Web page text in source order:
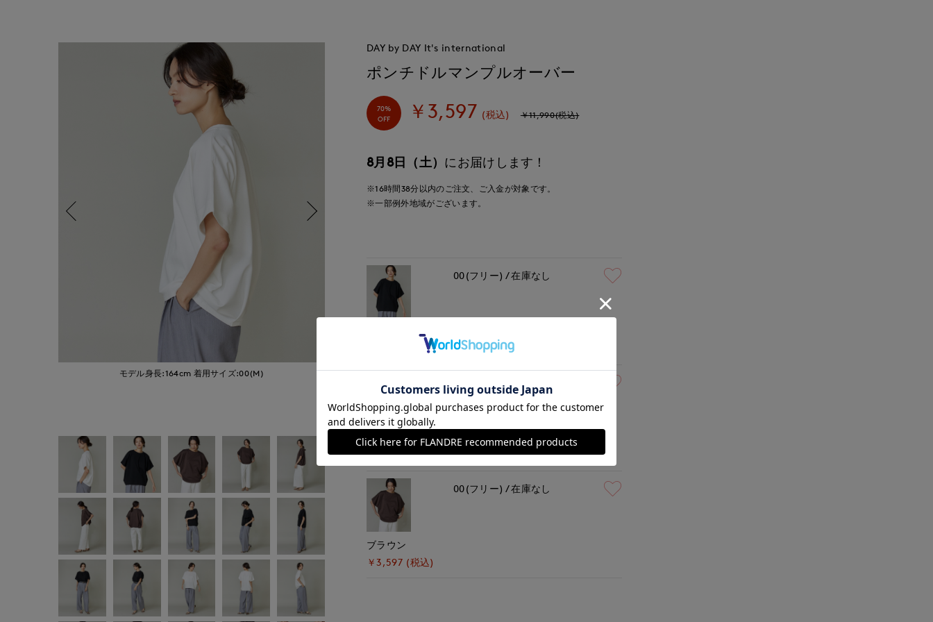
モデル身長:164cm 着用サイズ:00(M) モデル身長:164cm 着用サイズ:00(M)
DAY by DAY It's international
ポンチドルマンプルオーバー
70%
OFF
￥3,597 (税込) ￥11,990(税込)
8月8日（土） にお届けします！
※16時間38分以内のご注文、ご入金が対象です。
※一部例外地域がございます。
￥3,597 (税込)
00(フリー) 在庫なし
オフホワイト
￥3,597 (税込)
ブラウン
￥3,597 (税込)
00(フリー) 在庫なし